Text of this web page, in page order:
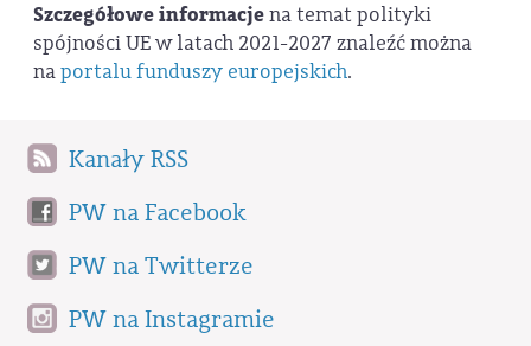
Szczegółowe informacjena temat polityki
spójności UE w latach 2021-2027 znaleźć można
naportalu funduszy europejskich.
Kanały RSS
PW na Facebook
PW na Twitterze
PW na Instagramie